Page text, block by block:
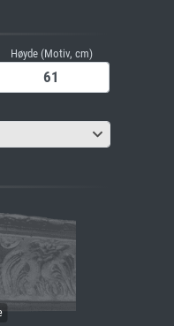
Høyde (Motiv, cm)